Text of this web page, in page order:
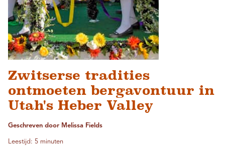
Zwitserse tradities
ontmoeten bergavontuur in
Utah's Heber Valley
Geschreven door Melissa Fields
Leestijd: 5 minuten